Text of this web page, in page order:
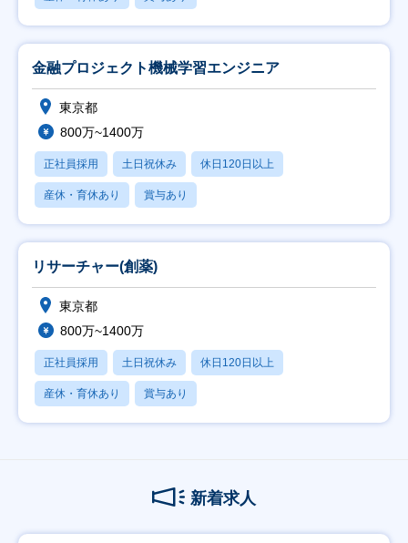
金融プロジェクト機械学習エンジニア
東京都
800万~1400万
正社員採用 土日祝休み 休日120日以上
産休・育休あり 賞与あり
リサーチャー(創薬)
東京都
800万~1400万
正社員採用 土日祝休み 休日120日以上
産休・育休あり 賞与あり
新着求人